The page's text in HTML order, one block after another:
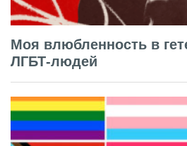
Моя влюбленность в
ЛГБТ-людей